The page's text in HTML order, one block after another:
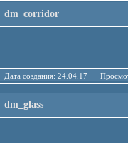
dm_corridor
Дата создания: 24.04.17
dm_glass